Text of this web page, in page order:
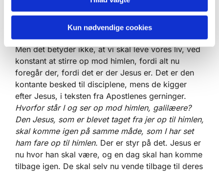
Kun nødvendige cookies
med os og hjælpe os, som han har lovet. Det er
det som Kristi himmelfarts dag giver os. Gud virker
Men det betyder ikke, at vi skal leve vores liv, ved
konstant at stirre op mod himlen, fordi alt nu
foregår der, fordi det er der Jesus er. Det er den
kontante besked til disciplene, mens de kigger
efter Jesus, i teksten fra Apostlenes gerninger.
Hvorfor står I og ser op mod himlen, galilæere?
Den Jesus, som er blevet taget fra jer op til himlen,
skal komme igen på samme måde, som I har set
ham fare op til himlen. Der er styr på det. Jesus er
nu hvor han skal være, og en dag skal han komme
tilbage igen. De skal selv nu vende tilbage til deres